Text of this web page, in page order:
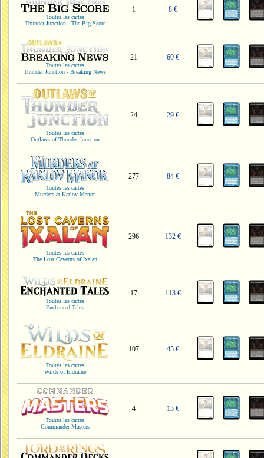
Toutes les cartes
Thunder Junction - The Big Score
1 8 €
Toutes les cartes
Thunder Junction - Breaking News
21 60 €
Toutes les cartes
Outlaws of Thunder Junction
24 29 €
Toutes les cartes
Murders at Karlov Manor
277 84 €
Toutes les cartes
The Lost Caverns of Ixalan
296 132 €
Toutes les cartes
Enchanted Tales
17 113 €
Toutes les cartes
Wilds of Eldraine
107 45 €
Toutes les cartes
Commander Masters
4 13 €